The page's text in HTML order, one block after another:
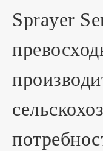
Sprayer